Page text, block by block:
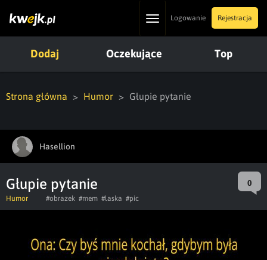
ToggleLogowanie Rejestracja
Dodaj Oczekujące Top
Strona główna Humor Głupie pytanie
Hasellion
Głupie pytanie 0
Humor #obrazek #mem #laska #pic